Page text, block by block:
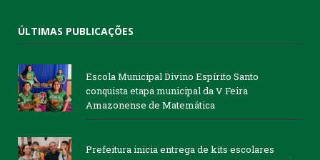
ÚLTIMAS PUBLICAÇÕES
Escola Municipal Divino Espírito Santo
conquista etapa municipal da V Feira
Amazonense de Matemática
Prefeitura inicia entrega de kits escolares